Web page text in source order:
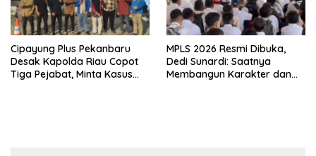
Cipayung Plus Pekanbaru
Desak Kapolda Riau Copot
Tiga Pejabat, Minta Kasus
MPLS 2026 Resmi Dibuka,
Dedi Sunardi: Saatnya
Membangun Karakter dan